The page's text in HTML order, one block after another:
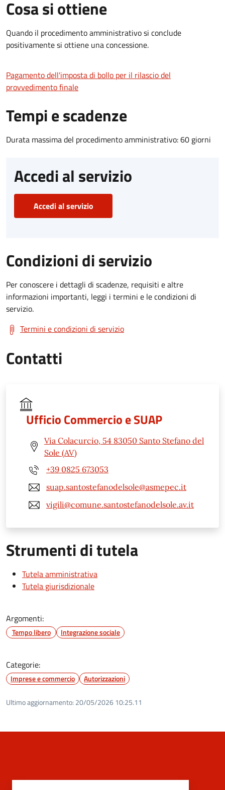
Cosa si ottiene
Quando il procedimento amministrativo si conclude
positivamente si ottiene una concessione.
Pagamento dell'imposta di bollo per il rilascio del
provvedimento finale
Tempi e scadenze
Durata massima del procedimento amministrativo: 60 giorni
Accedi al servizio
Accedi al servizio
Condizioni di servizio
Per conoscere i dettagli di scadenze, requisiti e altre
informazioni importanti, leggi i termini e le condizioni di
servizio.
Termini e condizioni di servizio
Contatti
Ufficio Commercio e SUAP
Via Colacurcio, 54 83050 Santo Stefano del
Sole (AV)
+39 0825 673053
suap.santostefanodelsole@asmepec.it
vigili@comune.santostefanodelsole.av.it
Strumenti di tutela
Tutela amministrativa
Tutela giurisdizionale
Argomenti:
Tempo libero Integrazione sociale
Categorie:
Imprese e commercio Autorizzazioni
Ultimo aggiornamento: 20/05/2026 10:25.11